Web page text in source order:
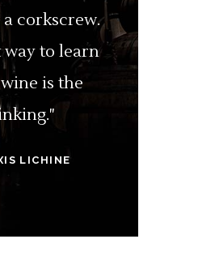
corkscrew.
way to learn
is the
LICHINE